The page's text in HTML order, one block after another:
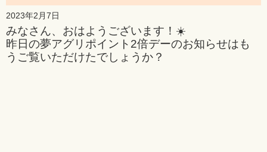
2023年2月7日
みなさん、おはようございます！☀️
昨日の夢アグリポイント2倍デーのお知らせはも
うご覧いただけたでしょうか？